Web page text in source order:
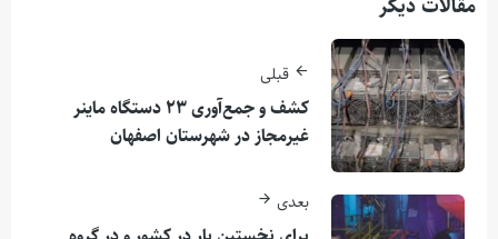
مقالات دیگر
قبلی
کشف و جمع‌آوری ۲۳ دستگاه ماینر
غیرمجاز در شهرستان اصفهان
بعدی